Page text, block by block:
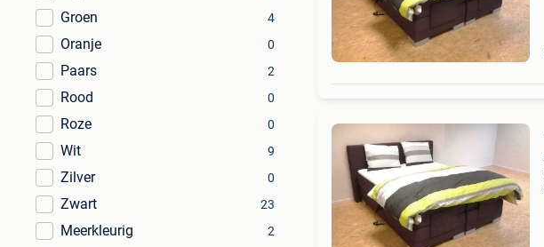
Groen 4
Oranje 0
Paars 2
Rood 0
Roze 0
Wit 9
Zilver 0
Zwart 23
Meerkleurig 2